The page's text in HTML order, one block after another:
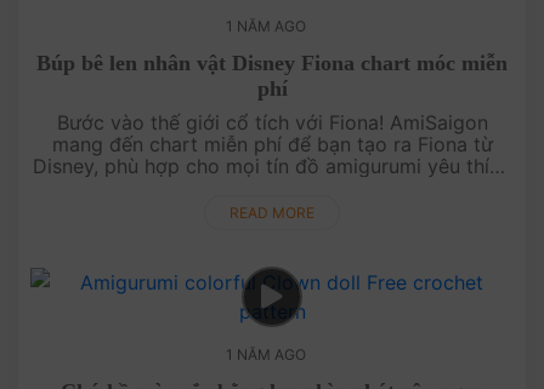
1 NĂM AGO
Búp bê len nhân vật Disney Fiona chart móc miễn
phí
Bước vào thế giới cổ tích với Fiona! AmiSaigon
mang đến chart miễn phí để bạn tạo ra Fiona từ
Disney, phù hợp cho mọi tín đồ amigurumi yêu thích
tích của riêng bạn! ....
READ MORE
1 NĂM AGO